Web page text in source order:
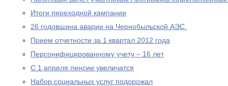
Итоги переходной кампании
26 годовщина аварии на Чернобыльской АЭС.
Прием отчетности за 1 квартал 2012 года
Персонифицированному учету – 16 лет
С 1 апреля пенсии увеличатся
Набор социальных услуг подорожал